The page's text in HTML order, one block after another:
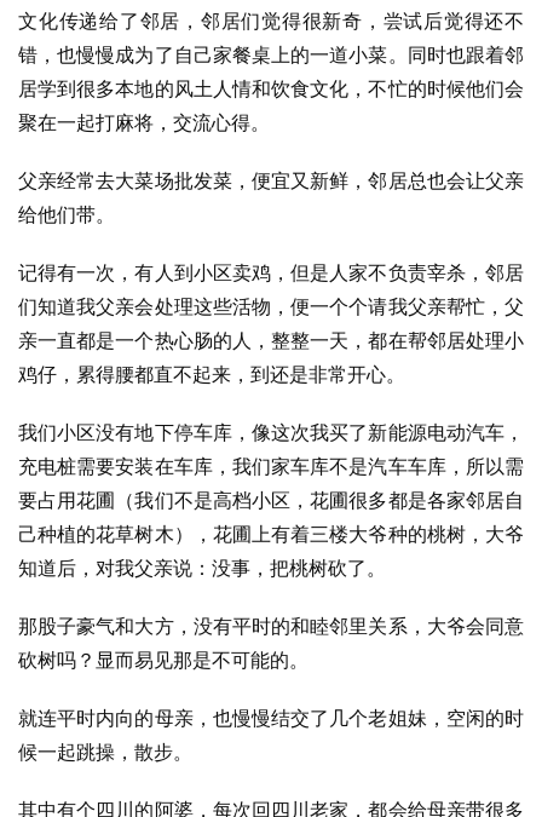
文化传递给了邻居，邻居们觉得很新奇，尝试后觉得还不
错，也慢慢成为了自己家餐桌上的一道小菜。同时也跟着邻
居学到很多本地的风土人情和饮食文化，不忙的时候他们会
聚在一起打麻将，交流心得。
父亲经常去大菜场批发菜，便宜又新鲜，邻居总也会让父亲
给他们带。
记得有一次，有人到小区卖鸡，但是人家不负责宰杀，邻居
们知道我父亲会处理这些活物，便一个个请我父亲帮忙，父
亲一直都是一个热心肠的人，整整一天，都在帮邻居处理小
鸡仔，累得腰都直不起来，到还是非常开心。
我们小区没有地下停车库，像这次我买了新能源电动汽车，
充电桩需要安装在车库，我们家车库不是汽车车库，所以需
要占用花圃（我们不是高档小区，花圃很多都是各家邻居自
己种植的花草树木），花圃上有着三楼大爷种的桃树，大爷
知道后，对我父亲说：没事，把桃树砍了。
那股子豪气和大方，没有平时的和睦邻里关系，大爷会同意
砍树吗？显而易见那是不可能的。
就连平时内向的母亲，也慢慢结交了几个老姐妹，空闲的时
候一起跳操，散步。
其中有个四川的阿婆，每次回四川老家，都会给母亲带很多